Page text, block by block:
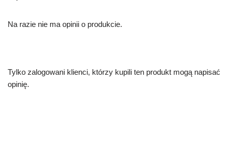
Na razie nie ma opinii o produkcie.
Tylko zalogowani klienci, którzy kupili ten produkt mogą napisać
opinię.